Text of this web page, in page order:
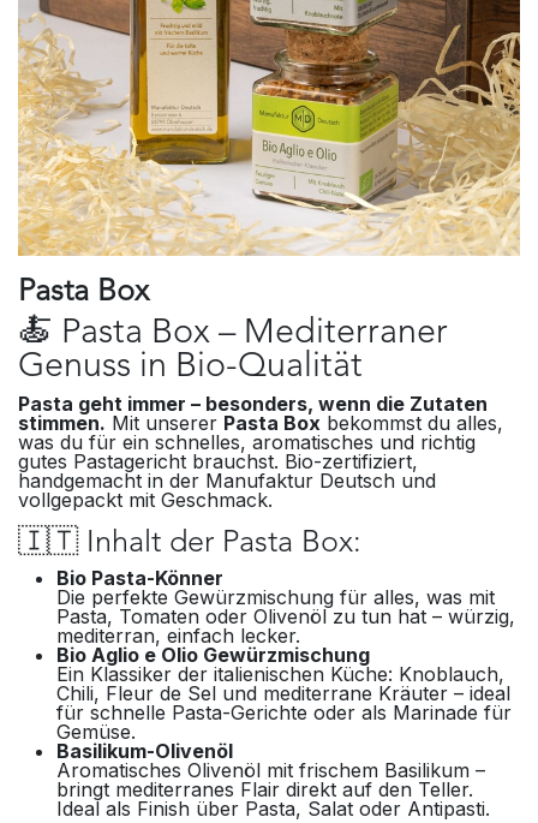
Pasta Box
🍝 Pasta Box – Mediterraner
Genuss in Bio-Qualität
Pasta geht immer – besonders, wenn die Zutaten
stimmen. Mit unserer Pasta Box bekommst du alles,
was du für ein schnelles, aromatisches und richtig
gutes Pastagericht brauchst. Bio-zertifiziert,
handgemacht in der Manufaktur Deutsch und
vollgepackt mit Geschmack.
🇮🇹 Inhalt der Pasta Box:
Bio Pasta-Könner
Die perfekte Gewürzmischung für alles, was mit
Pasta, Tomaten oder Olivenöl zu tun hat – würzig,
mediterran, einfach lecker.​
Bio Aglio e Olio Gewürzmischung
Ein Klassiker der italienischen Küche: Knoblauch,
Chili, Fleur de Sel und mediterrane Kräuter – ideal
für schnelle Pasta-Gerichte oder als Marinade für
Gemüse.
Basilikum-Olivenöl
Aromatisches Olivenöl mit frischem Basilikum –
bringt mediterranes Flair direkt auf den Teller.
Ideal als Finish über Pasta, Salat oder Antipasti.​